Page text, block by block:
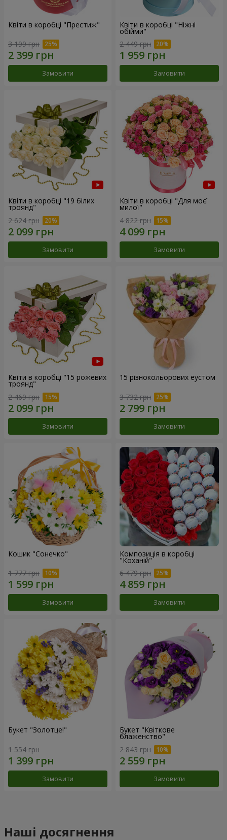
Квіти в коробці "Престиж"
3 199 грн
Замовити
Квіти в коробці "Ніжні
обійми"
2 449 грн
Замовити
Квіти в коробці "19 білих
троянд"
2 624 грн
Замовити
Квіти в коробці "Для моєї
милої"
4 822 грн
Замовити
Квіти в коробці "15 рожевих
троянд"
2 469 грн
Замовити
15 різнокольорових еустом
3 732 грн
Замовити
Кошик "Сонечко"
1 777 грн
Замовити
Композиція в коробці
"Коханій"
6 479 грн
Замовити
Букет "Золотце!"
1 554 грн
Замовити
Букет "Квіткове
блаженство"
2 843 грн
Замовити
Наші досягнення